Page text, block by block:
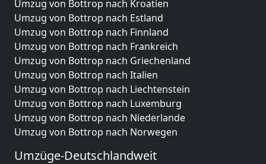
Umzug von Bottrop nach Kroatien
Umzug von Bottrop nach Estland
Umzug von Bottrop nach Finnland
Umzug von Bottrop nach Frankreich
Umzug von Bottrop nach Griechenland
Umzug von Bottrop nach Italien
Umzug von Bottrop nach Liechtenstein
Umzug von Bottrop nach Luxemburg
Umzug von Bottrop nach Niederlande
Umzug von Bottrop nach Norwegen
Umzüge-Deutschlandweit